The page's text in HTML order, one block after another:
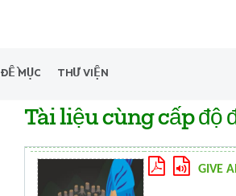
ĐỀ MỤC THƯ VIỆN
Tài liệu cùng cấp độ
GIVE